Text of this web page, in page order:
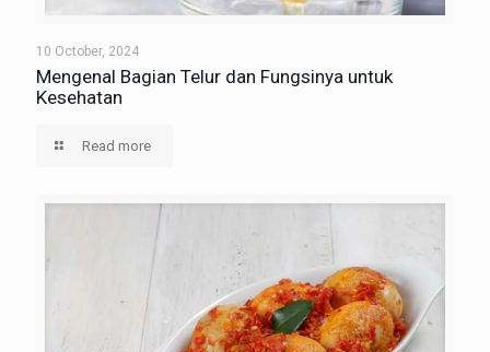
10 October, 2024
Mengenal Bagian Telur dan Fungsinya untuk
Kesehatan
Read more